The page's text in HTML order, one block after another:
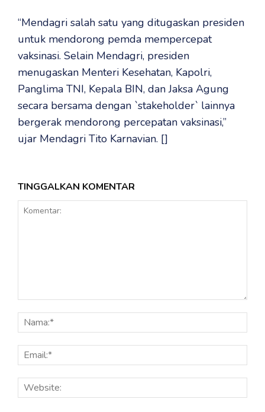
“Mendagri salah satu yang ditugaskan presiden
untuk mendorong pemda mempercepat
vaksinasi. Selain Mendagri, presiden
menugaskan Menteri Kesehatan, Kapolri,
Panglima TNI, Kepala BIN, dan Jaksa Agung
secara bersama dengan `stakeholder` lainnya
bergerak mendorong percepatan vaksinasi,”
ujar Mendagri Tito Karnavian. []
TINGGALKAN KOMENTAR